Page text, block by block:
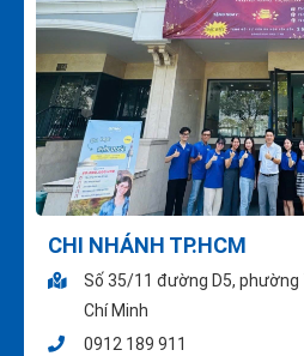
CHI NHÁNH TP.HCM
Số 35/11 đường D5, phường
Chí Minh
0912 189 911